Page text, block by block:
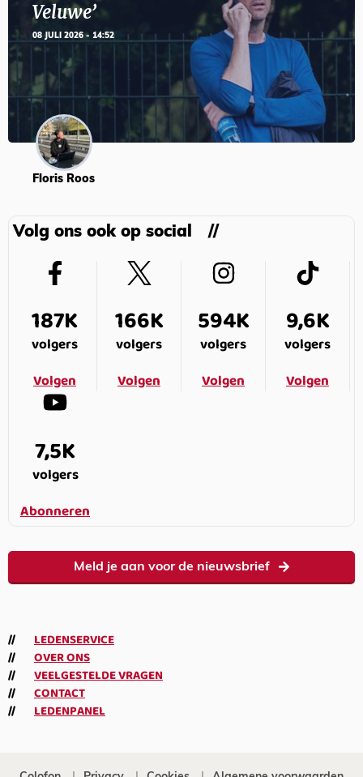
Veluwe’
08 JULI 2026 - 14:52
Floris Roos
Volg ons ook op social
187K
volgers
Volgen
166K
volgers
Volgen
594K
volgers
Volgen
9,6K
volgers
Volgen
7,5K
volgers
Abonneren
Meld je aan voor de nieuwsbrief
LEDENSERVICE
OVER ONS
VEELGESTELDE VRAGEN
CONTACT
LEDENPANEL